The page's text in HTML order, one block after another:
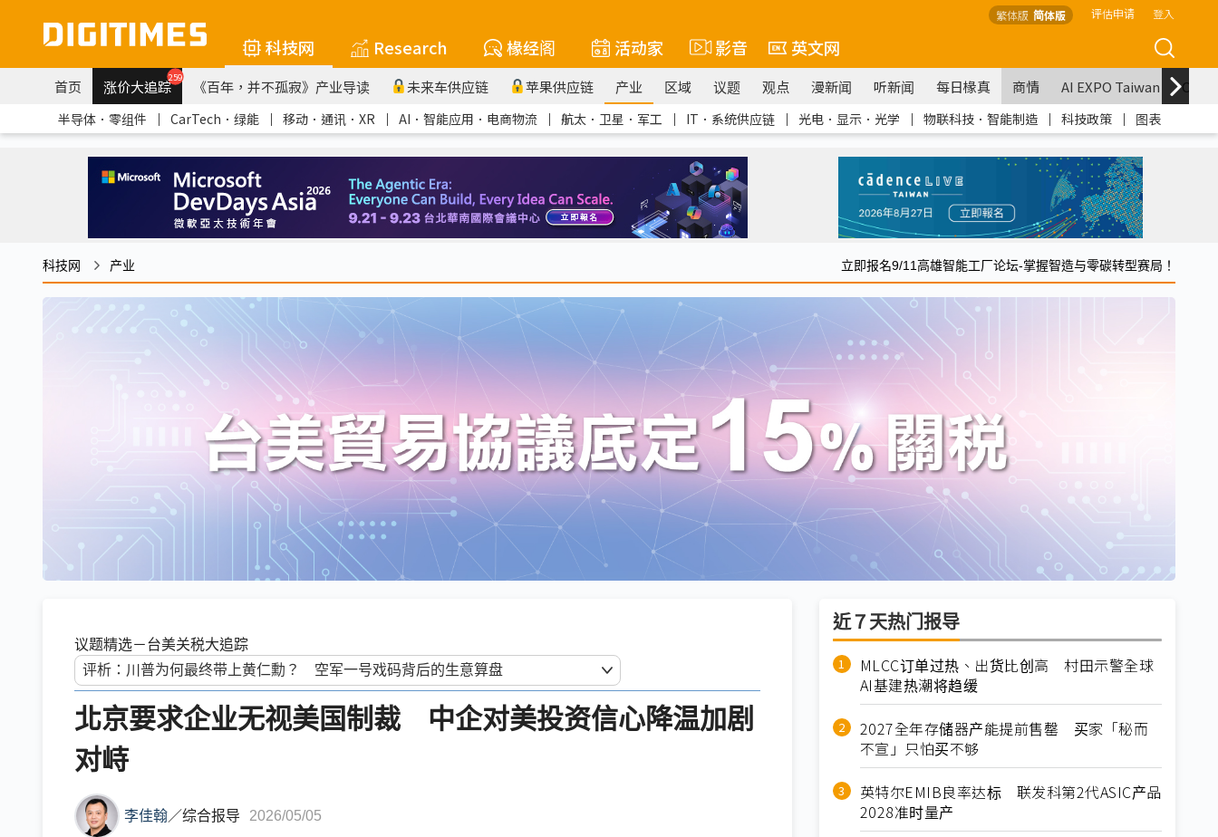
繁体版 简体版 评估申请 登入
科技网 Research 椽经阁 活动家 影音 英文网
首页 涨价大追踪259 《百年，并不孤寂》产业导读 未来车供应链 苹果供应链 产业 区域 议题 观点 漫新闻 听新闻 每日椽真 商情 AI EXPO Taiwan
半导体．零组件 ｜ CarTech．绿能 ｜ 移动．通讯．XR ｜ AI．智能应用．电商物流 ｜ 航太．卫星．军工 ｜ IT．系统供应链 ｜ 光电．显示．光学 ｜ 物联科技．智能制造 ｜ 科技政策 ｜ 图表
科技网 产业 立即报名9/11高雄智能工厂论坛-掌握智造与零碳转型赛局！
议题精选－台美关税大追踪
北京要求企业无视美国制裁 中企对美投资信心降温加剧
对峙
李佳翰／综合报导 2026/05/05
近７天热门报导
MLCC订单过热、出货比创高 村田示警全球
AI基建热潮将趋缓
2027全年存储器产能提前售罄 买家「秘而
不宣」只怕买不够
英特尔EMIB良率达标 联发科第2代ASIC产品
2028准时量产